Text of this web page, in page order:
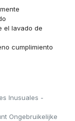
el lavado de
cumplimiento
Inusuales -
Ongebruikelijke